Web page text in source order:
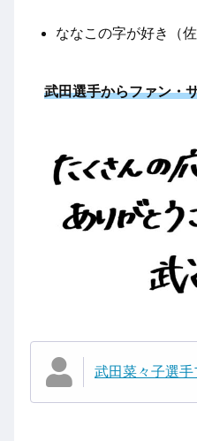
ななこの字が好き（佐
武田選手からファン・
武田菜々子選